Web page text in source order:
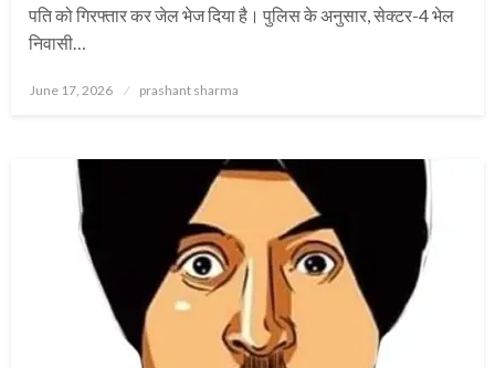
पति को गिरफ्तार कर जेल भेज दिया है। पुलिस के अनुसार, सेक्टर-4 भेल
निवासी…
Posted
June 17, 2026 prashant sharma